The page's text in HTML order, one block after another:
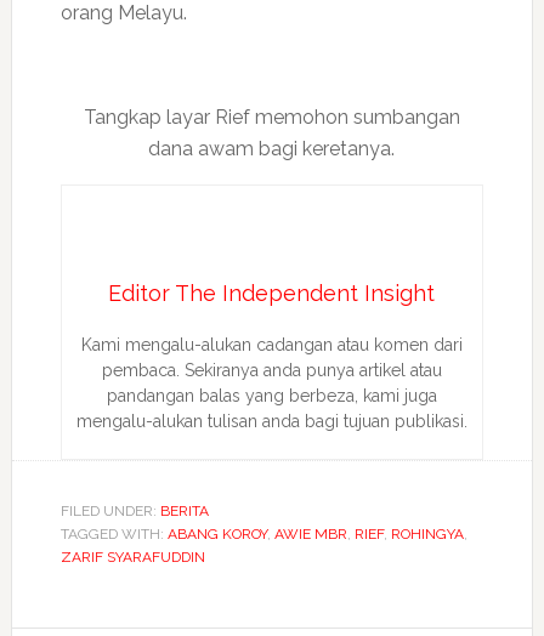
orang Melayu.
Tangkap layar Rief memohon sumbangan
dana awam bagi keretanya.
Editor The Independent Insight
Kami mengalu-alukan cadangan atau komen dari
pembaca. Sekiranya anda punya artikel atau
pandangan balas yang berbeza, kami juga
mengalu-alukan tulisan anda bagi tujuan publikasi.
FILED UNDER: BERITA
TAGGED WITH: ABANG KOROY, AWIE MBR, RIEF, ROHINGYA,
ZARIF SYARAFUDDIN